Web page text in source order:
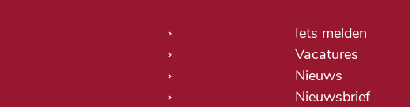
Iets melden
Vacatures
Nieuws
Nieuwsbrief